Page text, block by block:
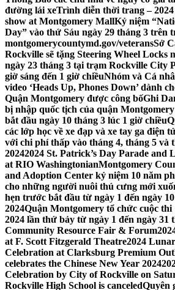
đường lái xeTrình diễn thời trang – 2024
show at Montgomery MallKỷ niệm
Day” vào thứ Sáu ngày 29 tháng 3 trên
montgomerycountymd.gov/veteransSở
Rockville sẽ tặng Steering Wheel Locks
ngày 23 tháng 3 tại trạm Rockville City
giờ sáng đến 1 giờ chiềuNhóm và Cá
video ‘Heads Up, Phones Down’ dành
Quận Montgomery được công bốGhi
bị nhập quốc tịch của quận
bắt đầu ngày 10 tháng 3 lúc 1 giờ chiều
các lớp học về xe đạp và xe tay ga điện
với chi phí thấp vào tháng 4, tháng 5 và
20242024 St. Patrick’s Day Parade and
at RIO WashingtonianMontgomery
and Adoption Center kỷ niệm 10 năm
cho những người nuôi thú cưng mới
hẹn trước bắt đầu từ ngày 1 đến ngày
2024Quận Montgomery tổ chức cuộc thi
2024 lần thứ bảy từ ngày 1 đến ngày 31
Community Resource Fair & Forum
at F. Scott Fitzgerald Theatre2024
Celebration at Clarksburg Premium
celebrates the Chinese New Year 2024
Celebration by City of Rockville on
Rockville High School is canceledQuyên